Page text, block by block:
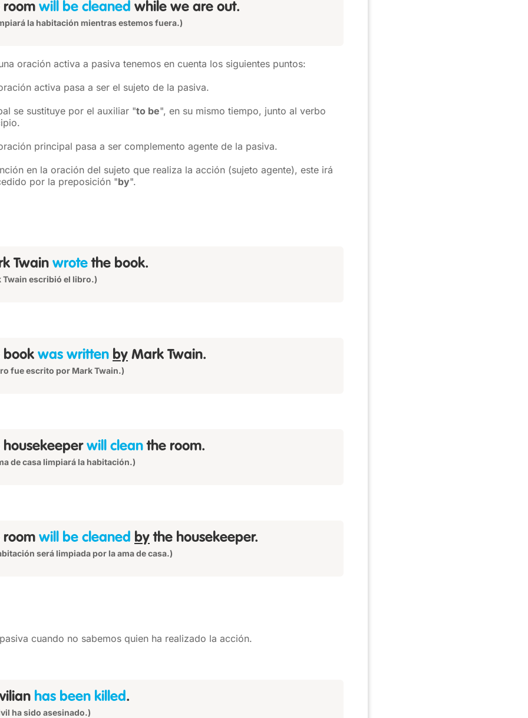
room will be cleaned while we are out.
la habitación mientras estemos fuera.)
oración activa a pasiva tenemos en cuenta los siguientes puntos:
activa pasa a ser el sujeto de la pasiva.
se sustituye por el auxiliar "to be", en su mismo tiempo, junto al verbo
principal pasa a ser complemento agente de la pasiva.
en la oración del sujeto que realiza la acción (sujeto agente), este irá
por la preposición "by".
Twain wrote the book.
Twain escribió el libro.)
book was written by Mark Twain.
fue escrito por Mark Twain.)
housekeeper will clean the room.
de casa limpiará la habitación.)
room will be cleaned by the housekeeper.
será limpiada por la ama de casa.)
cuando no sabemos quien ha realizado la acción.
has been killed.
ha sido asesinado.)